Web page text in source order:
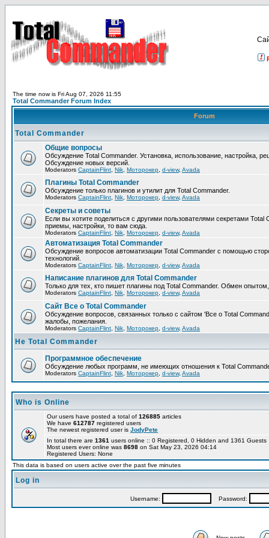
The time now is Fri Aug 07, 2026 11:55
Total Commander Forum Index
Forum
Total Commander
Общие вопросы
Обсуждение Total Commander. Установка, использование, настройка,
Обсуждение новых версий.
Moderators CaptainFlint Nik Моторокер d-view, Avada
Плагины Total Commander
Обсуждение только плагинов и утилит для Total Commander.
Moderators CaptainFlint Nik Моторокер d-view, Avada
Секреты и советы
Если вы хотите поделиться с другими пользователями секретами Total
приемы, настройки, то вам сюда.
Moderators CaptainFlint Nik Моторокер d-view, Avada
Автоматизация Total Commander
Обсуждение вопросов автоматизации Total Commander с помощью
технологий.
Moderators CaptainFlint Nik Моторокер d-view, Avada
Написание плагинов для Total Commander
Только для тех, кто пишет плагины под Total Commander. Обмен
Moderators CaptainFlint Nik Моторокер d-view, Avada
Сайт Все о Total Commander
Обсуждение вопросов, связанных только с сайтом 'Все о Total
жалобы, пожелания.
Moderators CaptainFlint Nik Моторокер d-view, Avada
Не Total Commander
Программное обеспечение
Обсуждение любых программ, не имеющих отношения к Total
Moderators CaptainFlint Nik Моторокер d-view, Avada
Who is Online
Our users have posted a total of 126885 articles
We have 612787 registered users
The newest registered user is JodyPete
In total there are 1361 users online :: 0 Registered, 0 Hidden and 1361
Most users ever online was 8698 on Sat May 23, 2026 04:14
Registered Users: None
This data is based on users active over the past five minutes
Log in
Username: Password: